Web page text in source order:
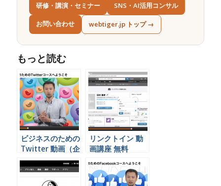
研修・講演・セミナー SNS・AI活用コンサル
お問い合わせ webtiger.jp トップ →
もっと読む
ビジネスのための
Twitter 動画（企
業向け）
リンクトイン 動
画講座 無料